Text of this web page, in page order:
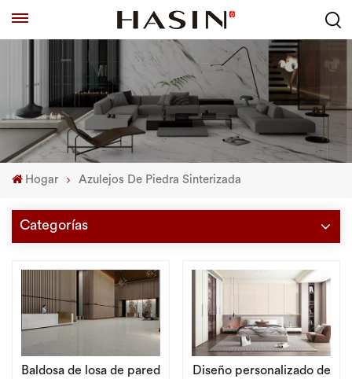
Hogar Azulejos De Piedra Sinterizada
Categorías
Baldosa de losa de pared
Diseño personalizado de